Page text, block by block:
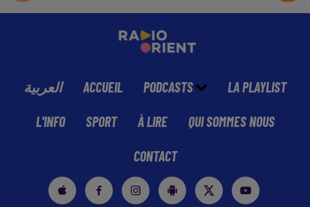
العربية ACCUEIL PODCASTS LA PLAYLIST
L'INFO SPORT À LIRE QUI SOMMES NOUS
CONTACT